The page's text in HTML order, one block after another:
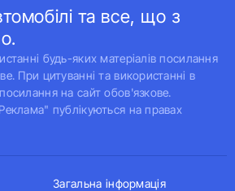
та все, що з
будь-яких матеріалів посилання
При цитуванні та використанні в
на сайт обов'язкове.
публікуються на правах
Загальна інформація